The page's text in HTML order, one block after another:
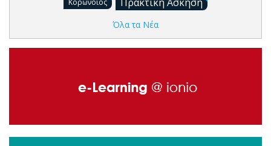
Όλα τα Νέα